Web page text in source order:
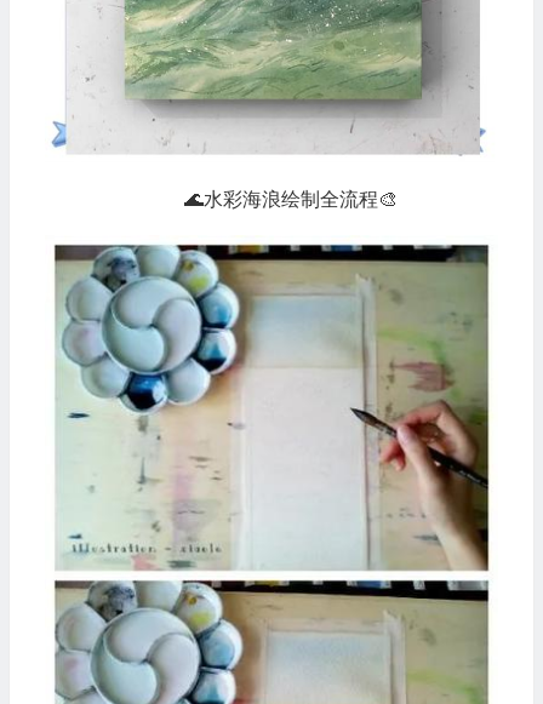
🌊水彩海浪绘制全流程🎨